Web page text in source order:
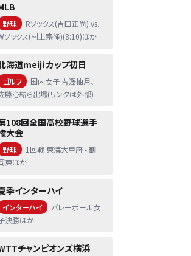
野球
Rソックス(吉田正尚) vs.
ソックス(村上宗隆)(8:10)ほか
海道meiji カップ初日
ゴルフ
国内女子 吉澤柚月、
藤心結ら出場(リンクは外部)
108回全国高校野球選手
大会
野球
1回戦 東海大甲府 - 鶴
東ほか
季インターハイ
インターハイ
バレーボール女
決勝ほか
チャンピオンズ横浜